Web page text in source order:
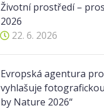
Životní prostředí –
2026
22. 6. 2026
Evropská agentura
vyhlašuje
by Nature 2026“